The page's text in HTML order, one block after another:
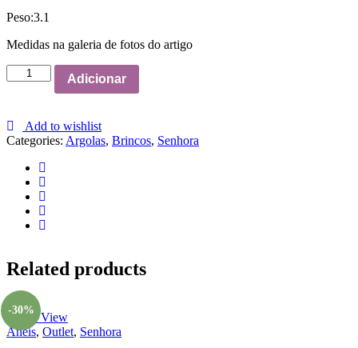
Peso:3.1
Medidas na galeria de fotos do artigo
Argolas
Tribal
Adicionar
Add to wishlist
Categories: Argolas, Brincos, Senhora
Related products
-30%
Quick View
Aneis, Outlet, Senhora